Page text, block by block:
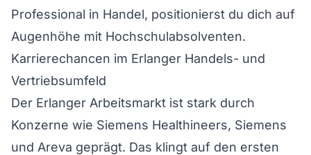
Professional in Handel, positionierst du dich auf
Augenhöhe mit Hochschulabsolventen.
Karrierechancen im Erlanger Handels- und
Vertriebsumfeld
Der Erlanger Arbeitsmarkt ist stark durch
Konzerne wie Siemens Healthineers, Siemens
und Areva geprägt. Das klingt auf den ersten